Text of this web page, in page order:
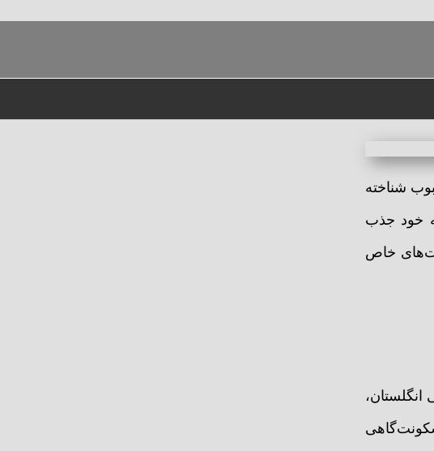
شناخته
خود جذب
خاص
سکونت‌گاهی